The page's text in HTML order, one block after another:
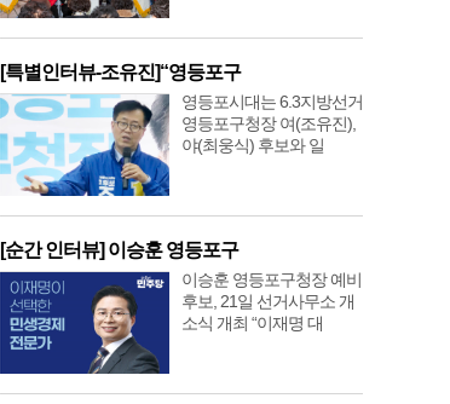
[특별인터뷰-조유진]“영등포구
영등포시대는 6.3지방선거
영등포구청장 여(조유진),
야(최웅식) 후보와 일
[순간 인터뷰] 이승훈 영등포구
이승훈 영등포구청장 예비
후보, 21일 선거사무소 개
소식 개최 “이재명 대